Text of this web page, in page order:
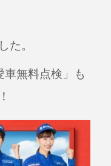
た。
無料点検」も